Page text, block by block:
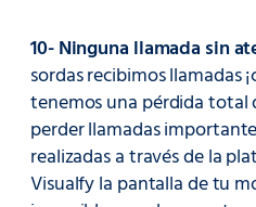
10- Ninguna llamada sin
sordas recibimos llamadas
tenemos una pérdida total
perder llamadas
realizadas a través de la
Visualfy la pantalla de tu